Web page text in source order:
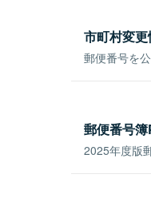
市町村変更
郵便番号を
郵便番号簿
2025年度版